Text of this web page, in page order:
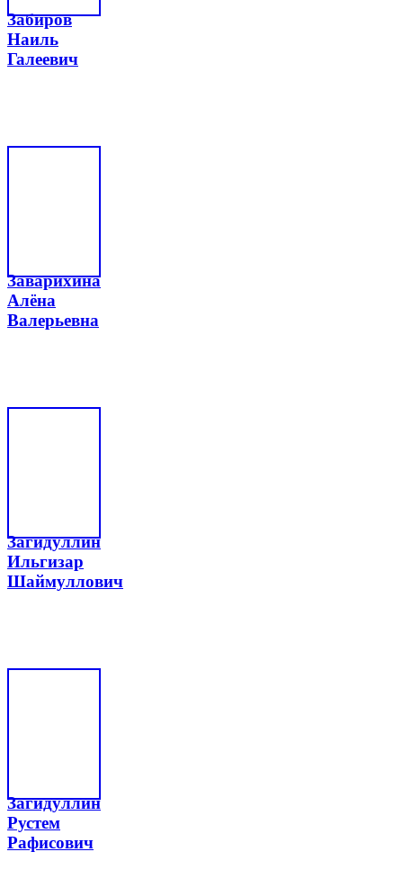
Забиров
Наиль
Галеевич
Заварихина
Алёна
Валерьевна
Загидуллин
Ильгизар
Шаймуллович
Загидуллин
Рустем
Рафисович